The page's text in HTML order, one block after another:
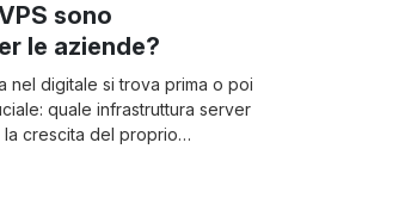
sono
le aziende?
nel digitale si trova prima o poi
quale infrastruttura server
crescita del proprio
rivelano presto i